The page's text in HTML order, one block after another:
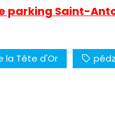
parking Saint-
la Tête d'Or